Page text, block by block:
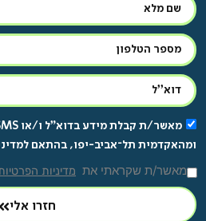
ומהאקדמית תל־אביב-יפו, בהתאם
מאשר/ת שקראתי את מדיניות
חזרו אלי